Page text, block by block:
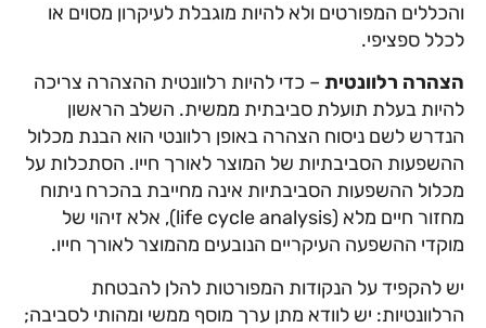
והכללים המפורטים ולא להיות מוגבלת לעיקרון מסוים או
לכלל ספציפי.
הצהרה רלוונטית – כדי להיות רלוונטית ההצהרה צריכה
להיות בעלת תועלת סביבתית ממשית. השלב הראשון
הנדרש לשם ניסוח הצהרה באופן רלוונטי הוא הבנת מכלול
ההשפעות הסביבתיות של המוצר לאורך חייו. הסתכלות על
מכלול ההשפעות הסביבתיות אינה מחייבת בהכרח ניתוח
מחזור חיים מלא (life cycle analysis), אלא זיהוי של
מוקדי ההשפעה העיקריים הנובעים מהמוצר לאורך חייו.
יש להקפיד על הנקודות המפורטות להלן להבטחת
הרלוונטיות: יש לוודא מתן ערך מוסף ממשי ומהותי לסביבה;